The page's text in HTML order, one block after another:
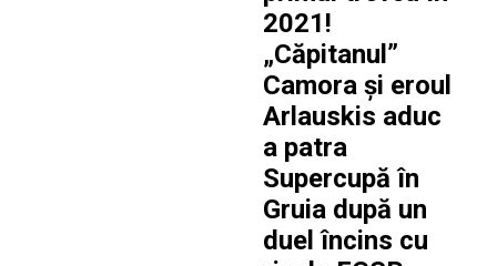
2021!
„Căpitanul”
Camora și eroul
Arlauskis aduc
a patra
Supercupă în
Gruia după un
duel încins cu